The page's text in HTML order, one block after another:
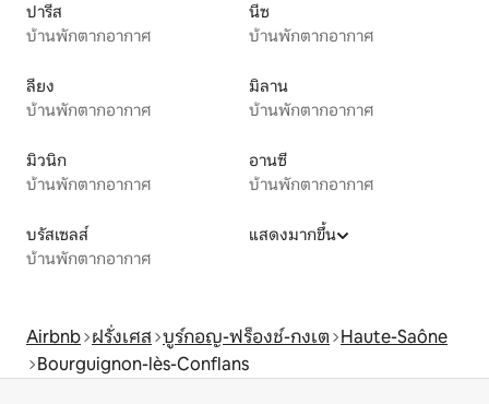
ปารีส
บ้านพักตากอากาศ
นีซ
บ้านพักตากอากาศ
ลียง
บ้านพักตากอากาศ
มิลาน
บ้านพักตากอากาศ
มิวนิก
บ้านพักตากอากาศ
อานซี
บ้านพักตากอากาศ
บรัสเซลส์
บ้านพักตากอากาศ
แสดงมากขึ้น
Airbnb ฝรั่งเศส บูร์กอญ-ฟร็องช์-กงเต Haute-Saône
Bourguignon-lès-Conflans